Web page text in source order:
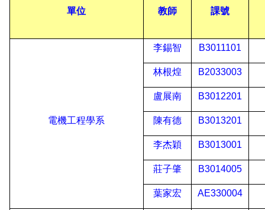
單位 教師 課號
電機工程學系
李錫智 B3011101
林根煌 B2033003
盧展南 B3012201
陳有德 B3013201
李杰穎 B3013001
莊子肇 B3014005
葉家宏 AE330004